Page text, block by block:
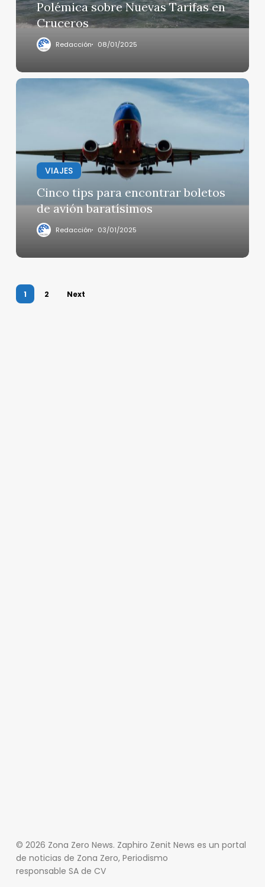
Polémica sobre Nuevas Tarifas en
Cruceros
Redacción 08/01/2025
Cinco
de
avión
VIAJES
Cinco tips para encontrar boletos
de avión baratísimos
Redacción 03/01/2025
1 2 Next
© 2026 Zona Zero News. Zaphiro Zenit News es un portal
de noticias de Zona Zero, Periodismo
responsable SA de CV